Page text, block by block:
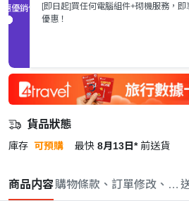
促銷優惠
[即日起]買任何電腦組件+砌機服務，即
優惠！
貨品狀態
庫存 可預購 最快 8月13日* 前送貨
商品内容購物條款、訂單修改、取